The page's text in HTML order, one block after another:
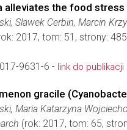
alleviates the food
Slawek Cerbin, Marcin
2017, tom: 51, strony:
9631-6 - link do publikacji
gracile
Maria Katarzyna
(rok: 2017, tom: 65,